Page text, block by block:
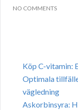
NO COMMENTS
Köp C-vitamin:
Optimala
vägledning
Askorbinsyra: